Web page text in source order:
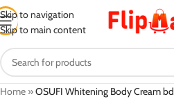
Skip to navigation
Skip to main content
Home »OSUFI Whitening Body Cream bd